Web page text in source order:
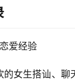
爱经验
女生搭讪、